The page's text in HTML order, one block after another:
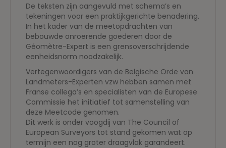
De teksten zijn aangevuld met schema’s en
tekeningen voor een praktijkgerichte benadering.
In het kader van de meetopdrachten van
bebouwde onroerende goederen door de
Géomètre-Expert is een grensoverschrijdende
eenheidsnorm noodzakelijk.
Vertegenwoordigers van de Belgische Orde van
Landmeters-Experten vzw hebben samen met
Franse collega’s en specialisten van de Europese
Commissie het initiatief tot samenstelling van
deze Meetcode genomen.
Dit werk is onder voogdij van The Council of
European Surveyors tot stand gekomen wat op
termijn een nog groter draagvlak garandeert.